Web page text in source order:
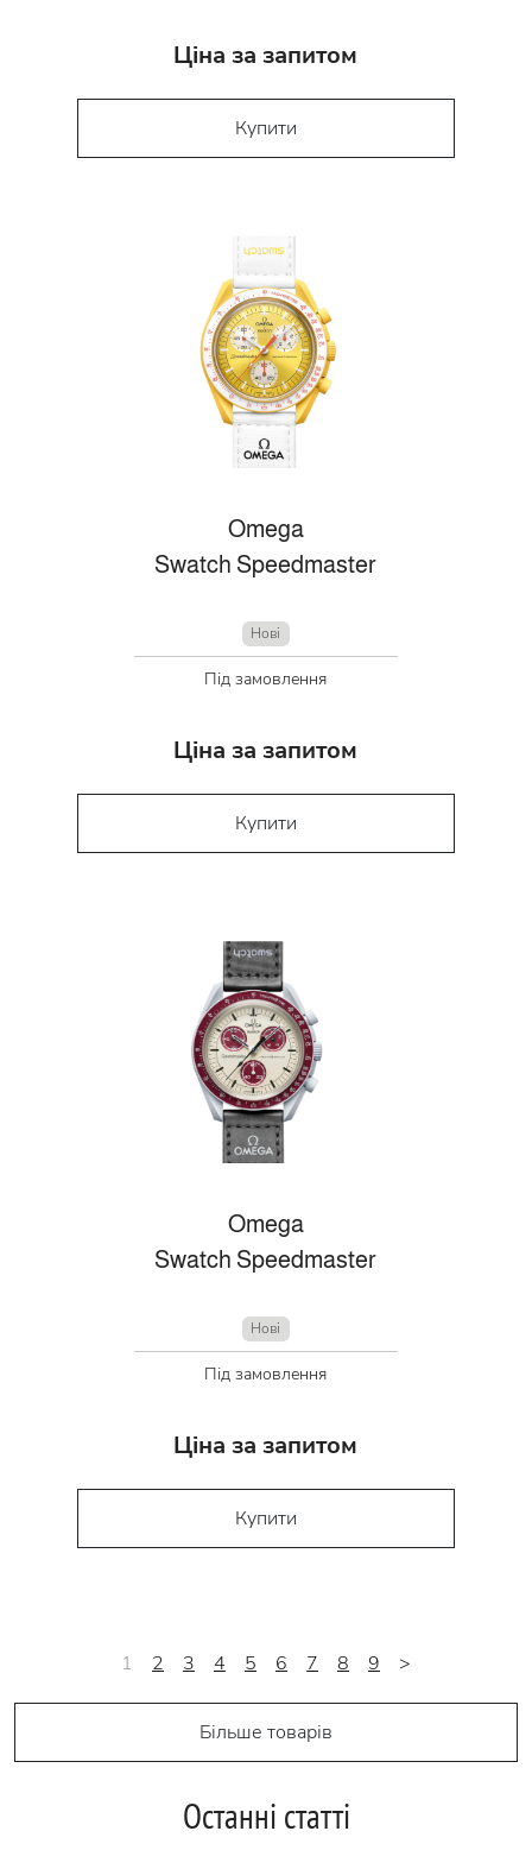
Ціна за запитом
Купити
Omega
Swatch Speedmaster
Нові
Під замовлення
Ціна за запитом
Купити
Omega
Swatch Speedmaster
Нові
Під замовлення
Ціна за запитом
Купити
1 2 3 4 5 6 7 8 9 >
Більше товарів
Останні статті